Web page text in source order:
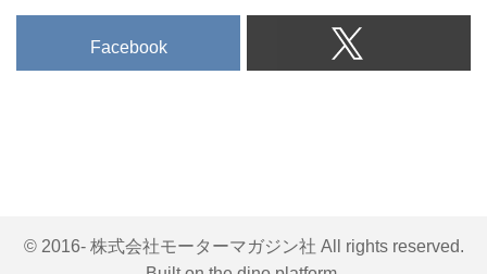
Facebook
© 2016- 株式会社モーターマガジン社 All rights reserved.